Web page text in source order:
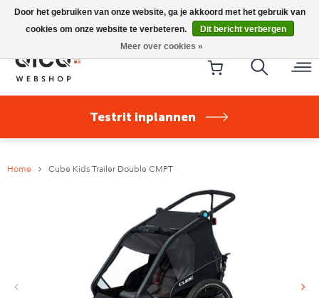
Riese & Müller Nevo5 Silent Core nu direct uit voorraad
leverbaar!
Testrit inplannen
Home Cube Kids Trailer Double CMPT
Door het gebruiken van onze website, ga je akkoord met het gebruik van
cookies om onze website te verbeteren.
Dit bericht verbergen
Meer over cookies »